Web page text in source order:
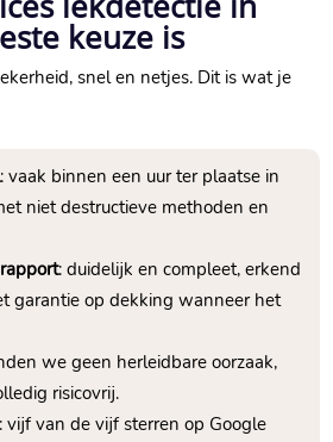
keuze is
snel en netjes.​ Dit is wat je
: vaak binnen een uur ter plaatse in
niet destructieve methoden en
: duidelijk en compleet, erkend
garantie op dekking wanneer het
we geen herleidbare oorzaak,
risicovrij.​
: vijf van de vijf sterren op Google